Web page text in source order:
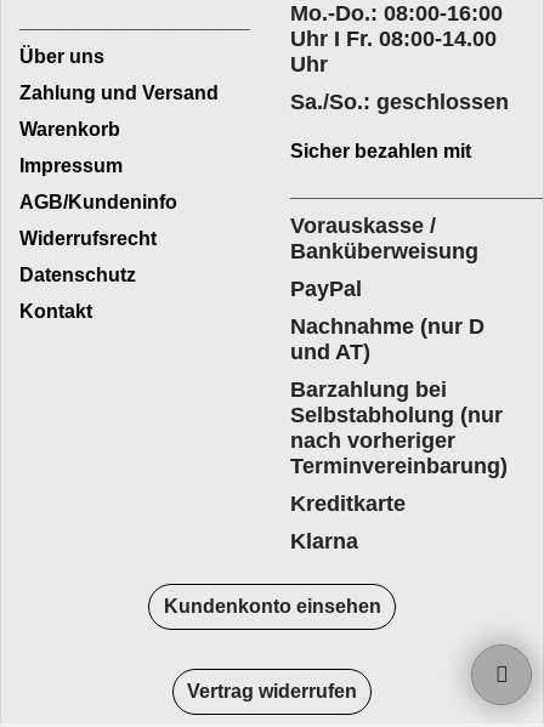
Mo.-Do.: 08:00-16:00
Uhr I Fr. 08:00-14.00
Uhr
Sa./So.: geschlossen
Über uns
Zahlung und Versand
Warenkorb
Impressum
AGB/Kundeninfo
Widerrufsrecht
Datenschutz
Kontakt
Sicher bezahlen mit
Vorauskasse /
Banküberweisung
PayPal
Nachnahme (nur D
und AT)
Barzahlung bei
Selbstabholung (nur
nach vorheriger
Terminvereinbarung)
Kreditkarte
Klarna
Kundenkonto einsehen
Vertrag widerrufen